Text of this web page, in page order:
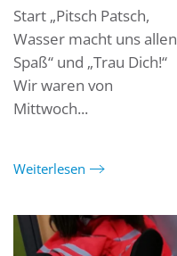
Start „Pitsch Patsch,
Wasser macht uns allen
Spaß“ und „Trau Dich!“
Wir waren von
Mittwoch...
Weiterlesen